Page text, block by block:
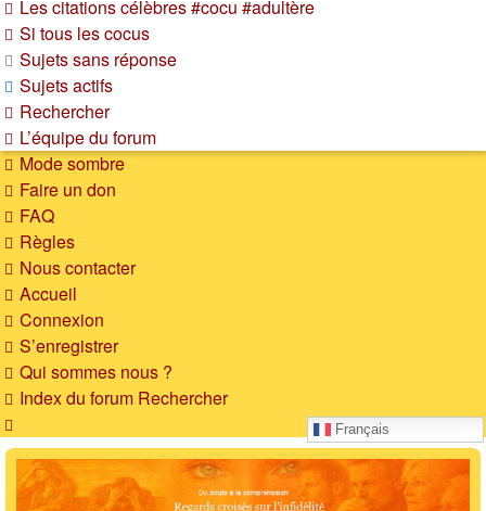
Les citations célèbres #cocu #adultère
Si tous les cocus
Sujets sans réponse
Sujets actifs
Rechercher
L’équipe du forum
Mode sombre
Faire un don
FAQ
Règles
Nous contacter
Accueil
Connexion
S’enregistrer
Qui sommes nous ?
Index du forum Rechercher
Français